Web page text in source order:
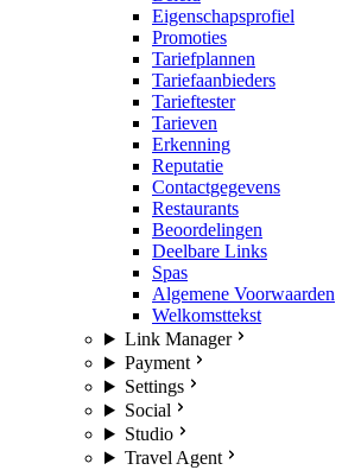
Eigenschapsprofiel
Promoties
Tariefplannen
Tariefaanbieders
Tarieftester
Tarieven
Erkenning
Reputatie
Contactgegevens
Restaurants
Beoordelingen
Deelbare Links
Spas
Algemene Voorwaarden
Welkomsttekst
Link Manager
Payment
Settings
Social
Studio
Travel Agent